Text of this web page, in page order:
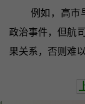
例如，高市
政治事件，但航
果关系，否则难